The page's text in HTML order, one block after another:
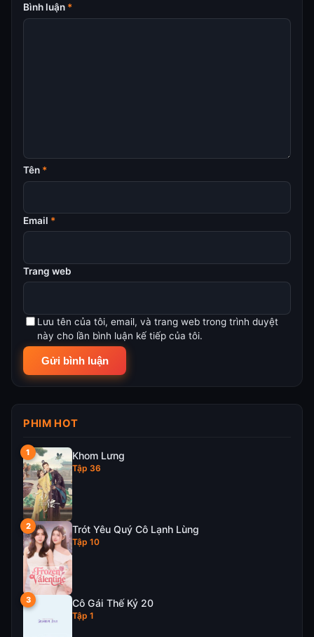
Bình luận *
Tên *
Email *
Trang web
Lưu tên của tôi, email, và trang web trong trình duyệt
này cho lần bình luận kế tiếp của tôi.
PHIM HOT
Khom Lưng
Tập 36
Trót Yêu Quý Cô Lạnh Lùng
Tập 10
Cô Gái Thế Kỷ 20
Tập 1